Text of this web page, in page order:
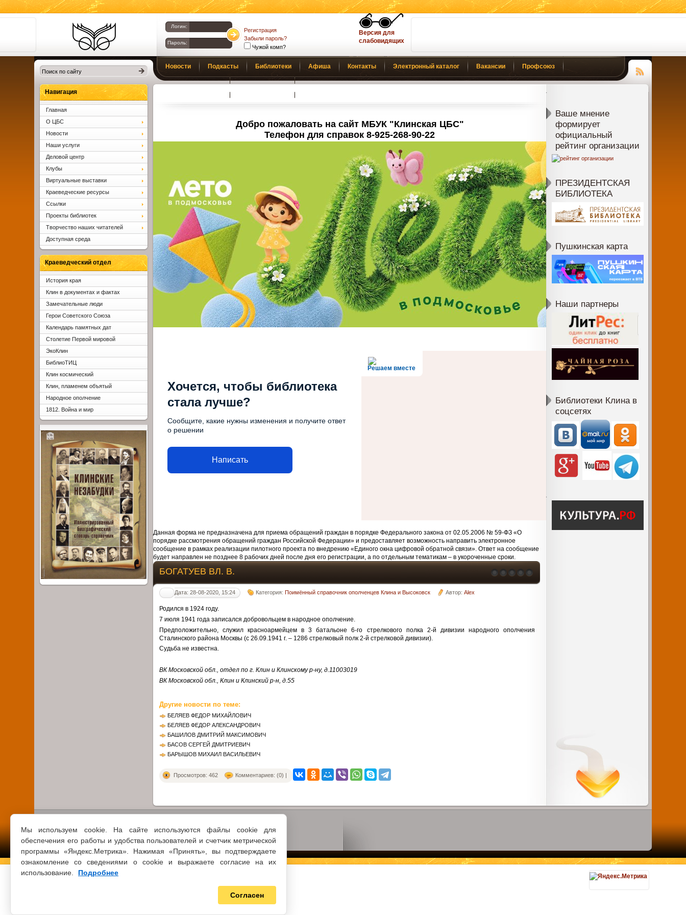
Мы используем cookie. На сайте используются файлы cookie для
обеспечения его работы и удобства пользователей и счетчик метрической
программы «Яндекс.Метрика». Нажимая «Принять», вы подтверждаете
ознакомление со сведениями о cookie и выражаете согласие на их
использование.
Подробнее
Согласен
Библиотеки
Клина. Клинская
ЦБС.
Логин:
Пароль:
Регистрация
Забыли пароль?
Чужой комп?
Версия для
слабовидящих
Новости Подкасты Библиотеки Афиша Контакты Электронный каталог Вакансии Профсоюз
Чтение
Добро пожаловать на сайт МБУК "Клинская ЦБС"
Телефон для справок 8-925-268-90-22
Решаем вместе
Хочется, чтобы библиотека
стала лучше?
Сообщите, какие нужны изменения и получите ответ
о решении
Написать
Данная форма не предназначена для приема обращений граждан в порядке Федерального закона от 02.05.2006 № 59-ФЗ «О
порядке рассмотрения обращений граждан Российской Федерации» и предоставляет возможность направить электронное
сообщение в рамках реализации пилотного проекта по внедрению «Единого окна цифровой обратной связи». Ответ на сообщение
будет направлен не позднее 8 рабочих дней после дня его регистрации, а по отдельным тематикам – в укороченные сроки.
БОГАТУЕВ ВЛ. В.
Дата: 28-08-2020, 15:24 Категория:Поимённый справочник ополченцев Клина и Высоковск Автор:Alex
Родился в 1924 году.
7 июля 1941 года записался добровольцем в народное ополчение.
Предположительно, служил красноармейцем в 3 батальоне 6-го стрелкового полка 2-й дивизии народного ополчения
Сталинского района Москвы (с 26.09.1941 г. – 1286 стрелковый полк 2-й стрелковой дивизии).
Судьба не известна.
ВК Московской обл., отдел по г. Клин и Клинскому р-ну, д.11003019
ВК Московской обл., Клин и Клинский р-н, д.55
Другие новости по теме:
БЕЛЯЕВ ФЕДОР МИХАЙЛОВИЧ
БЕЛЯЕВ ФЕДОР АЛЕКСАНДРОВИЧ
БАШИЛОВ ДМИТРИЙ МАКСИМОВИЧ
БАСОВ СЕРГЕЙ ДМИТРИЕВИЧ
БАРЫШОВ МИХАИЛ ВАСИЛЬЕВИЧ
Просмотров: 462 Комментариев: (0) |
Ваше мнение
формирует
официальный
рейтинг организации
ПРЕЗИДЕНТСКАЯ
БИБЛИОТЕКА
Пушкинская карта
Наши партнеры
Библиотеки Клина в
соцсетях
Навигация
Главная
О ЦБС
Новости
Наши услуги
Деловой центр
Клубы
Виртуальные выставки
Краеведческие ресурсы
Ссылки
Проекты библиотек
Творчество наших читателей
Доступная среда
Краеведческий отдел
История края
Клин в документах и фактах
Замечательные люди
Герои Советского Союза
Календарь памятных дат
Столетие Первой мировой
ЭкоКлин
БиблиоТИЦ
Клин космический
Клин, пламенем объятый
Народное ополчение
1812. Война и мир
© 2021 ВСЕ ПРАВА ЗАЩИЩЕНЫ